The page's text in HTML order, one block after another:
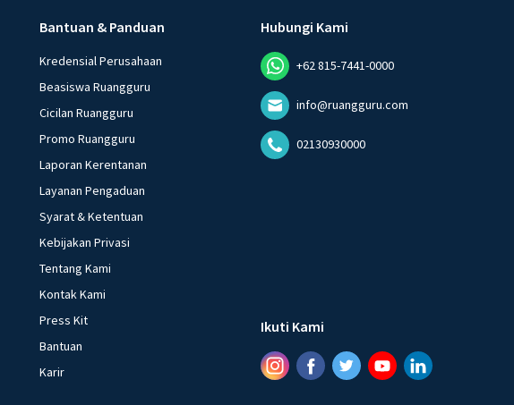
Bantuan & Panduan
Kredensial Perusahaan
Beasiswa Ruangguru
Cicilan Ruangguru
Promo Ruangguru
Laporan Kerentanan
Layanan Pengaduan
Syarat & Ketentuan
Kebijakan Privasi
Tentang Kami
Kontak Kami
Press Kit
Bantuan
Karir
Hubungi Kami
+62 815-7441-0000
info@ruangguru.com
02130930000
Ikuti Kami